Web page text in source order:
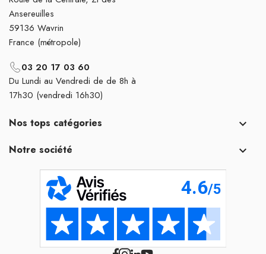
Ansereuilles
59136 Wavrin
France (métropole)
03 20 17 03 60
Du Lundi au Vendredi de de 8h à
17h30 (vendredi 16h30)
Nos tops catégories 
Notre société 